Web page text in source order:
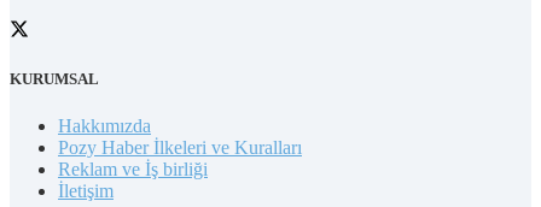
KURUMSAL
Hakkımızda
Pozy Haber İlkeleri ve Kuralları
Reklam ve İş birliği
İletişim